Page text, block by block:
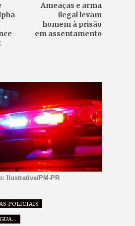
Ameaças e arma
ilegal levam
homem à prisão
em assentamento
Ilustrativa/PM-PR
POLICIAIS
RIO BONITO DO IGUAÇU